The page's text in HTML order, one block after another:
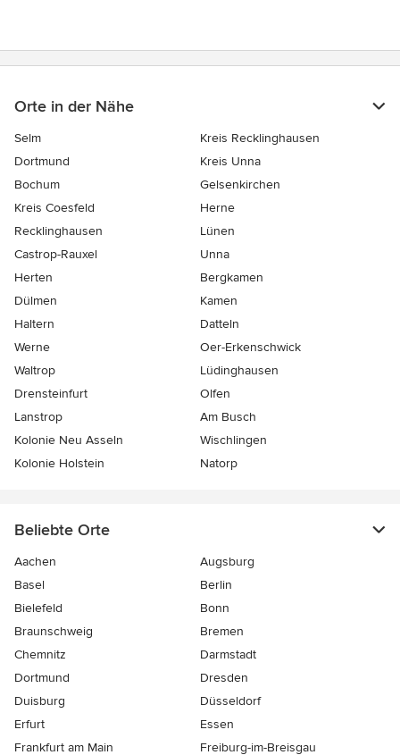
Orte in der Nähe
Selm
Kreis Recklinghausen
Dortmund
Kreis Unna
Bochum
Gelsenkirchen
Kreis Coesfeld
Herne
Recklinghausen
Lünen
Castrop-Rauxel
Unna
Herten
Bergkamen
Dülmen
Kamen
Haltern
Datteln
Werne
Oer-Erkenschwick
Waltrop
Lüdinghausen
Drensteinfurt
Olfen
Lanstrop
Am Busch
Kolonie Neu Asseln
Wischlingen
Kolonie Holstein
Natorp
Beliebte Orte
Aachen
Augsburg
Basel
Berlin
Bielefeld
Bonn
Braunschweig
Bremen
Chemnitz
Darmstadt
Dortmund
Dresden
Duisburg
Düsseldorf
Erfurt
Essen
Frankfurt am Main
Freiburg-im-Breisgau